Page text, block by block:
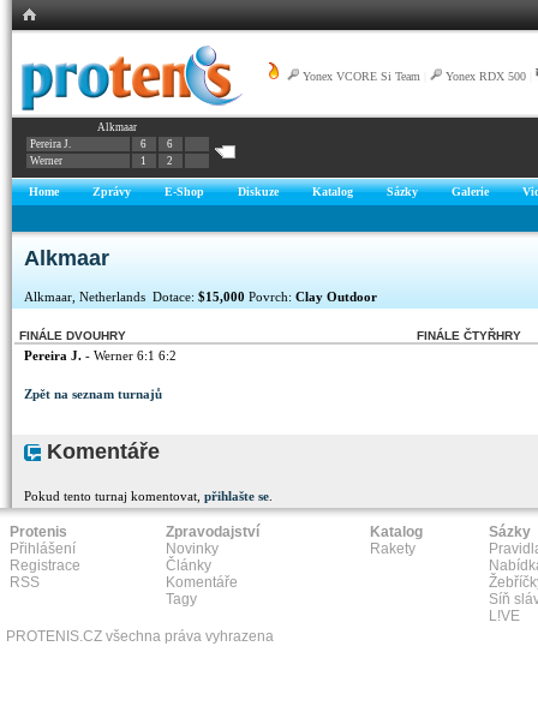
Yonex VCORE Si Team Yonex RDX 500
Alkmaar
Pereira J.
6
6
Werner
1 2
Home Zprávy E-Shop Diskuze Katalog Sázky Galerie
Alkmaar
Alkmaar, Netherlands Dotace: $15,000 Povrch: Clay Outdoor
FINÁLE DVOUHRY
Pereira J. - Werner 6:1 6:2
FINÁLE ČTYŘHRY
Zpět na seznam turnajů
Komentáře
Pokud tento turnaj komentovat, přihlašte se
Protenis
Přihlášení
Registrace
RSS
Zpravodajství
Novinky
Články
Komentáře
Tagy
Katalog
Rakety
Sázky
Síň
L!VE
PROTENIS.CZ všechna práva vyhrazena